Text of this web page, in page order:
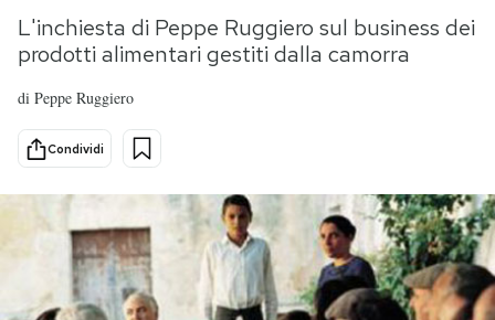
Politica
Internet
Scienza
Cultura
Economia
Sport
Consumismi
Altrecose
Mondiali calcio 2026
L'inchiesta di Peppe Ruggiero sul business dei
prodotti alimentari gestiti dalla camorra
di Peppe Ruggiero
Condividi